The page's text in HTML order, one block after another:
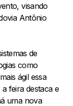
visando
Antônio
de
como
ágil essa
feira destaca e
uma nova